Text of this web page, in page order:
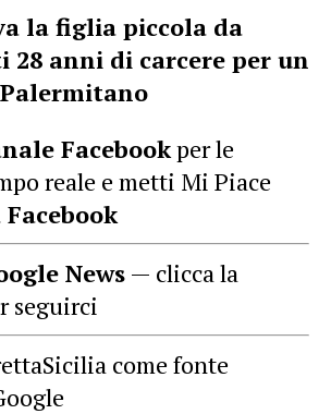
la figlia piccola da
28 anni di carcere per un
Facebookper le
reale e metti Mi Piace
News — clicca la
seguirci
come fonte